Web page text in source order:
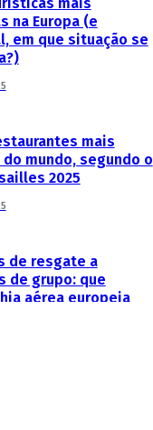
mais
na Europa (e
em que situação se
mais
mundo, segundo o
2025
de resgate a
de grupo: que
aérea europeia